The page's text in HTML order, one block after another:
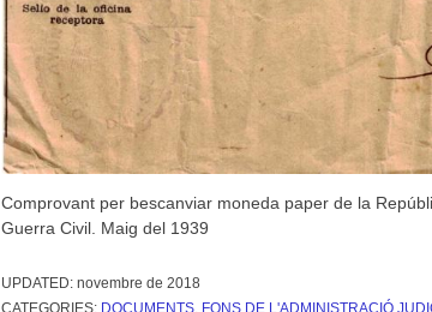
Comprovant per bescanviar moneda paper de la
Guerra Civil. Maig del 1939
UPDATED: novembre de 2018
CATEGORIES: DOCUMENTS FONS DE L'ADMINISTRACIÓ